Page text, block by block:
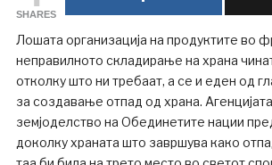
SHARES
Лошата организација на продуктите во
неправилното складирање на храна
отколку што ни требаат, а се и еден од
за создавање отпад од храна.
земјоделство на Обединетите нации
доколку храната што завршува како